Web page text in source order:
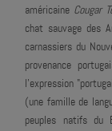
américaine Cougar
chat sauvage des
carnassiers du
provenance
l'expression
(une famille de
peuples natifs du